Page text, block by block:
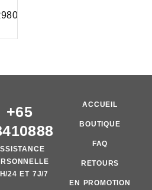
+65
24 ET 7J/7
ACCUEIL
BOUTIQUE
FAQ
RETOURS
EN PROMOTION